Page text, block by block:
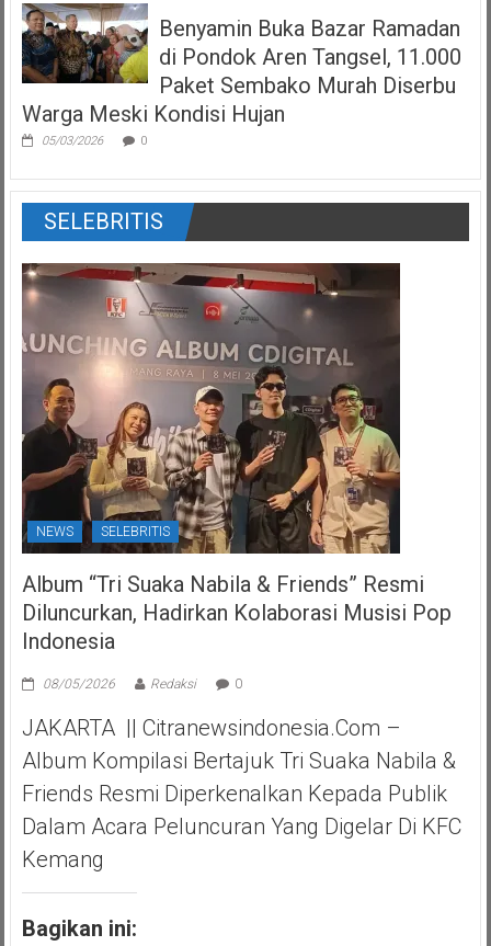
Benyamin Buka Bazar Ramadan
di Pondok Aren Tangsel, 11.000
Paket Sembako Murah Diserbu
Warga Meski Kondisi Hujan
05/03/2026 0
SELEBRITIS
NEWS SELEBRITIS
Album “Tri Suaka Nabila & Friends” Resmi
Diluncurkan, Hadirkan Kolaborasi Musisi Pop
Indonesia
08/05/2026 Redaksi 0
JAKARTA || Citranewsindonesia.com –
Album Kompilasi Bertajuk Tri Suaka Nabila &
Friends Resmi Diperkenalkan Kepada Publik
Dalam Acara Peluncuran Yang Digelar Di KFC
Kemang
Bagikan ini: